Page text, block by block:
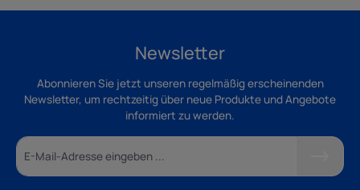
Newsletter
Abonnieren Sie jetzt unseren regelmäßig erscheinenden
Newsletter, um rechtzeitig über neue Produkte und Angebote
informiert zu werden.